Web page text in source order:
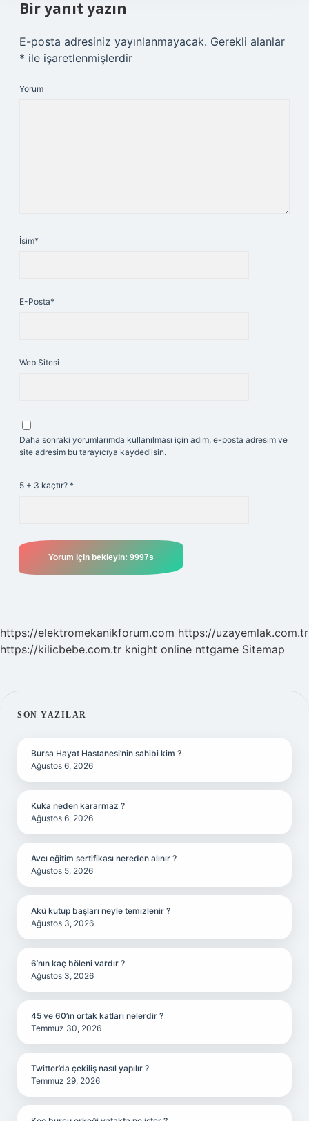
Bir yanıt yazın
E-posta adresiniz yayınlanmayacak. Gerekli alanlar
* ile işaretlenmişlerdir
Yorum
İsim*
E-Posta*
Web Sitesi
Daha sonraki yorumlarımda kullanılması için adım, e-posta adresim ve
site adresim bu tarayıcıya kaydedilsin.
5 + 3 kaçtır? *
https://elektromekanikforum.com https://uzayemlak.com.tr
https://kilicbebe.com.tr knight online nttgame Sitemap
SIDEBAR
SON YAZILAR
Bursa Hayat Hastanesi’nin sahibi kim ?
Ağustos 6, 2026
Kuka neden kararmaz ?
Ağustos 6, 2026
Avcı eğitim sertifikası nereden alınır ?
Ağustos 5, 2026
Akü kutup başları neyle temizlenir ?
Ağustos 3, 2026
6’nın kaç böleni vardır ?
Ağustos 3, 2026
45 ve 60’ın ortak katları nelerdir ?
Temmuz 30, 2026
Twitter’da çekiliş nasıl yapılır ?
Temmuz 29, 2026